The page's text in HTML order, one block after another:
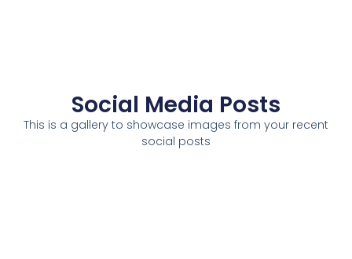
Social Media Posts
This is a gallery to showcase images from your recent
social posts